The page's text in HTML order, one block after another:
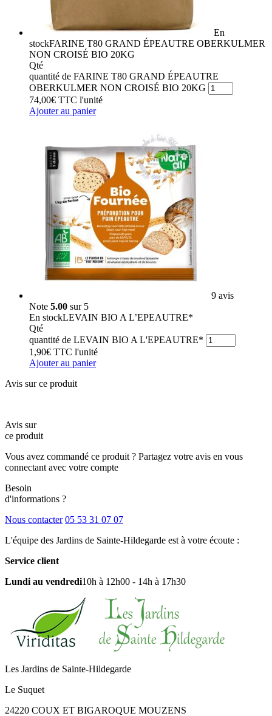
En
stockFARINE T80 GRAND ÉPEAUTRE OBERKULMER
NON CROISÉ BIO 20KG
Qté
quantité de FARINE T80 GRAND ÉPEAUTRE
OBERKULMER NON CROISÉ BIO 20KG
74,00€ TTC l'unité
Ajouter au panier
9 avis
Note 5.00 sur 5
En stockLEVAIN BIO A L’EPEAUTRE*
Qté
quantité de LEVAIN BIO A L'EPEAUTRE*
1,90€ TTC l'unité
Ajouter au panier
Avis sur ce produit
Avis sur
ce produit
Vous avez commandé ce produit ? Partagez votre avis en vous
connectant avec votre compte
Besoin
d'informations ?
Nous contacter 05 53 31 07 07
L'équipe des Jardins de Sainte-Hildegarde est à votre écoute :
Service client
Lundi au vendredi10h à 12h00 - 14h à 17h30
Les Jardins de Sainte-Hildegarde
Le Suquet
24220 COUX ET BIGAROQUE MOUZENS